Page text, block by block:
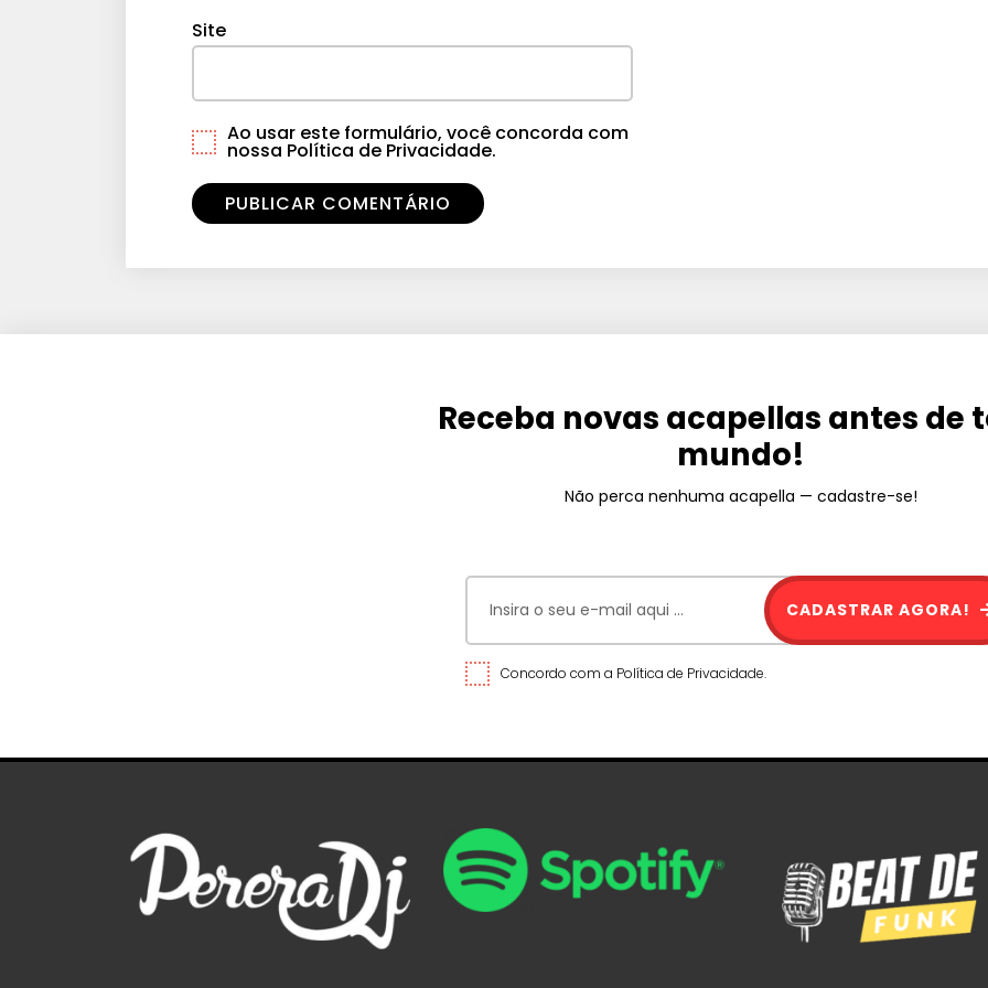
Site
Ao usar este formulário, você concorda com
nossa Política de Privacidade.
Receba novas acapellas antes de
mundo!
Não perca nenhuma acapella — cadastre-se!
Concordo com a Política de Privacidade.
CADASTRAR AGORA!